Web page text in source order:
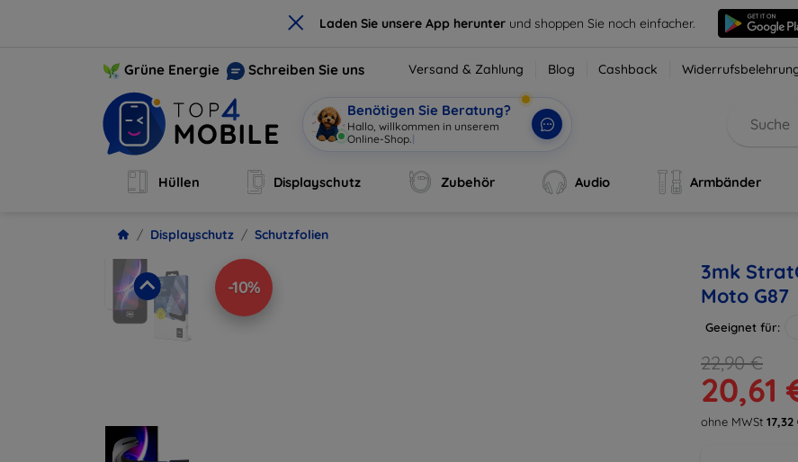
× Laden Sie unsere App herunter und shoppen Sie noch einfacher.
Grüne Energie Schreiben Sie uns Versand & Zahlung Blog Cashback
Benötigen Sie Beratung?
Hallo, willkommen in unserem
Online-Shop. |
Hüllen Displayschutz Zubehör Audio Armbänder
Displayschutz Schutzfolien
-10%
3mk
Moto G87
Geeignet für:
22,90 €
20,61
ohne MWSt 17,32